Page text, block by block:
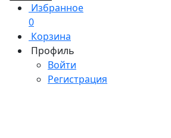
Избранное
0
Корзина
Профиль
Войти
Регистрация